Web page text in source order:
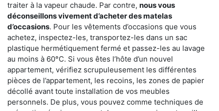
traiter à la vapeur chaude. Par contre, nous vous
déconseillons vivement d’acheter des matelas
d’occasions. Pour les vêtements d’occasions que vous
achetez, inspectez-les, transportez-les dans un sac
plastique hermétiquement fermé et passez-les au lavage
au moins à 60°C. Si vous êtes l’hôte d’un nouvel
appartement, vérifiez scrupuleusement les différentes
pièces de l’appartement, les recoins, les zones de papier
décollé avant toute installation de vos meubles
personnels. De plus, vous pouvez comme techniques de